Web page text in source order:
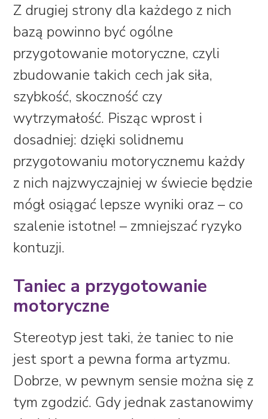
Z drugiej strony dla każdego z nich
bazą powinno być ogólne
przygotowanie motoryczne, czyli
zbudowanie takich cech jak siła,
szybkość, skoczność czy
wytrzymałość. Pisząc wprost i
dosadniej: dzięki solidnemu
przygotowaniu motorycznemu każdy
z nich najzwyczajniej w świecie będzie
mógł osiągać lepsze wyniki oraz – co
szalenie istotne! – zmniejszać ryzyko
kontuzji.
Taniec a przygotowanie
motoryczne
Stereotyp jest taki, że taniec to nie
jest sport a pewna forma artyzmu.
Dobrze, w pewnym sensie można się z
tym zgodzić. Gdy jednak zastanowimy